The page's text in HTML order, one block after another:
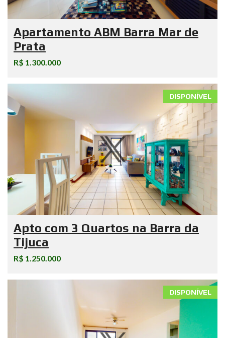
Apartamento ABM Barra Mar de
Prata
R$ 1.300.000
DISPONÍVEL
Apto com 3 Quartos na Barra da
Tijuca
R$ 1.250.000
DISPONÍVEL